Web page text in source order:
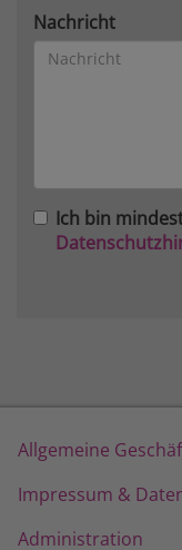
Nachricht
Ich bin
Allgemeine
Impressum &
Administration